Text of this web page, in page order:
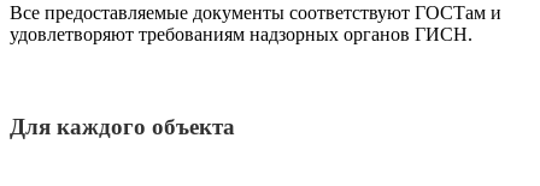
Все предоставляемые документы соответствуют ГОСТам и
удовлетворяют требованиям надзорных органов ГИСН.
Для каждого объекта